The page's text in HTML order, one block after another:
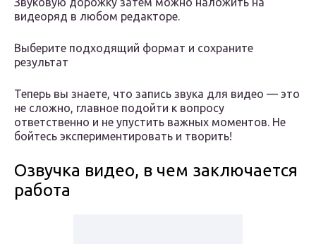
видеоряд в любом редакторе.
Выберите подходящий формат и сохраните
результат
Теперь вы знаете, что запись звука для видео — это
не сложно, главное подойти к вопросу
ответственно и не упустить важных моментов. Не
бойтесь экспериментировать и творить!
Озвучка видео, в чем заключается
работа